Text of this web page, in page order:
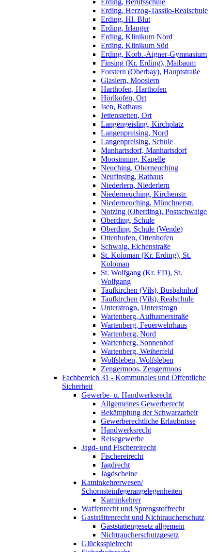
Erding, Berufsschule
Erding, Herzog-Tassilo-Realschule
Erding, Hl. Blut
Erding, Irlanger
Erding, Klinikum Nord
Erding, Klinikum Süd
Erding, Korb.-Aigner-Gymnasium
Finsing (Kr. Erding), Maibaum
Forstern (Oberbay), Hauptstraße
Glaslern, Mooslern
Harthofen, Harthofen
Hörlkofen, Ort
Isen, Rathaus
Jettenstetten, Ort
Langengeisling, Kirchplatz
Langenpreising, Nord
Langenpreising, Schule
Manhartsdorf, Manhartsdorf
Moosinning, Kapelle
Neuching, Oberneuching
Neufinsing, Rathaus
Niederlern, Niederlern
Niederneuching, Kirchenstr.
Niederneuching, Münchnerstr.
Notzing (Oberding), Postschwaige
Oberding, Schule
Oberding, Schule (Wende)
Ottenhofen, Ottenhofen
Schwaig, Eichenstraße
St. Koloman (Kr. Erding), St.
Koloman
St. Wolfgang (Kr. ED), St.
Wolfgang
Taufkirchen (Vils), Busbahnhof
Taufkirchen (Vils), Realschule
Unterstrogn, Unterstrogn
Wartenberg, Aufhamerstraße
Wartenberg, Feuerwehrhaus
Wartenberg, Nord
Wartenberg, Sonnenhof
Wartenberg, Weiherfeld
Wolfsleben, Wolfsleben
Zengermoos, Zengermoos
Fachbereich 31 - Kommunales und Öffentliche
Sicherheit
Gewerbe- u. Handwerksrecht
Allgemeines Gewerberecht
Bekämpfung der Schwarzarbeit
Gewerberechtliche Erlaubnisse
Handwerksrecht
Reisegewerbe
Jagd- und Fischereirecht
Fischereirecht
Jagdrecht
Jagdscheine
Kaminkehrerwesen/
Schornsteinfegerangelegenheiten
Kaminkehrer
Waffenrecht und Sprengstoffrecht
Gaststättenrecht und Nichtraucherschutz
Gaststättengesetz allgemein
Nichtraucherschutzgesetz
Glücksspielrecht